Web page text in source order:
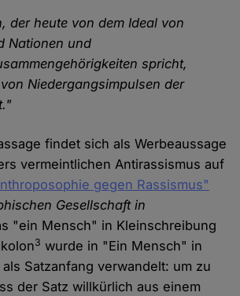
der heute von dem Ideal von
Nationen und
spricht,
Niedergangsimpulsen der
findet sich als Werbeaussage
vermeintlichen Antirassismus auf
gegen Rassismus"
Gesellschaft in
"ein Mensch" in Kleinschreibung
3 wurde in "Ein Mensch" in
Satzanfang verwandelt: um zu
der Satz willkürlich aus einem